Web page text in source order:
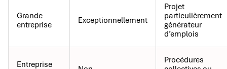
Grande
entreprise
Exceptionnellement
Projet
particulièrement
générateur
d’emplois
Entreprise
Procédures